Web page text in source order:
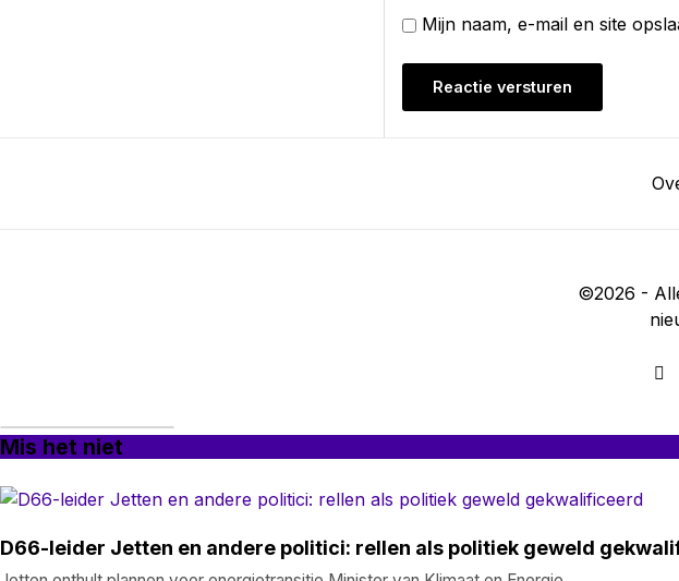
Mijn naam, e-mail en site
©2026 -
Mis het niet
D66-leider Jetten en andere politici: rellen als politiek geweld